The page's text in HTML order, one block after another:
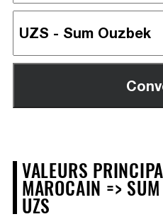
VALEURS
MAROCAIN =>
UZS